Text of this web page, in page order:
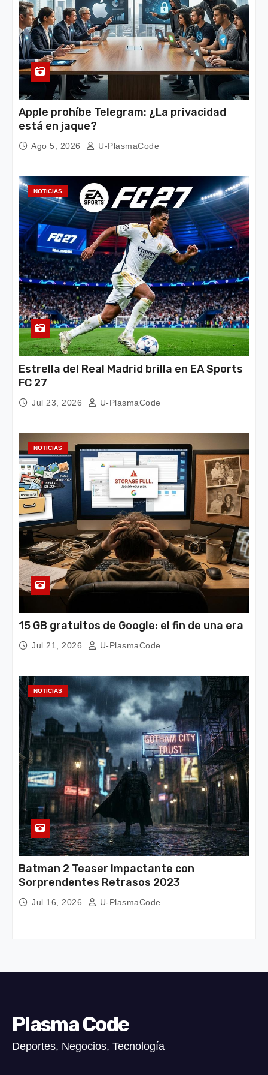
Apple prohíbe Telegram: ¿La privacidad
está en jaque?
Ago 5, 2026 U-PlasmaCode
NOTICIAS
Estrella del Real Madrid brilla en EA Sports
FC 27
Jul 23, 2026 U-PlasmaCode
NOTICIAS
15 GB gratuitos de Google: el fin de una era
Jul 21, 2026 U-PlasmaCode
NOTICIAS
Batman 2 Teaser Impactante con
Sorprendentes Retrasos 2023
Jul 16, 2026 U-PlasmaCode
Plasma Code
Deportes, Negocios, Tecnología